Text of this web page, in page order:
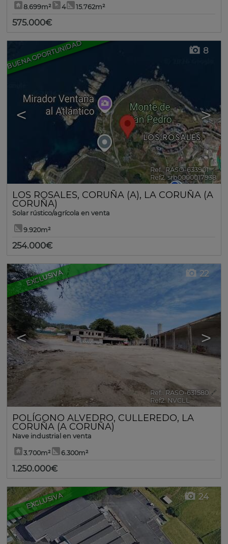
8.699m² 4 15.762m²
575.000€
BUENA OPORTUNIDAD
< >
8
Ref.. RASO-633901 🔗
Ref2. srb0000017938
LOS ROSALES, CORUÑA (A), LA CORUÑA (A
CORUÑA)
Solar rústico/agrícola en venta
9.920m²
254.000€
EXCLUSIVA
< >
22
Ref.. RASO-631580 🔗
Ref2. NVCLL
POLÍGONO ALVEDRO, CULLEREDO, LA
CORUÑA (A CORUÑA)
Nave industrial en venta
3.700m² 6.300m²
1.250.000€
EXCLUSIVA 24